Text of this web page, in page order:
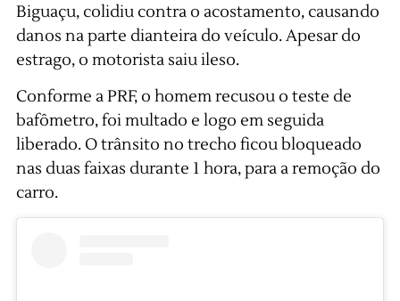
Biguaçu, colidiu contra o acostamento, causando
danos na parte dianteira do veículo. Apesar do
estrago, o motorista saiu ileso.
Conforme a PRF, o homem recusou o teste de
bafômetro, foi multado e logo em seguida
liberado. O trânsito no trecho ficou bloqueado
nas duas faixas durante 1 hora, para a remoção do
carro.